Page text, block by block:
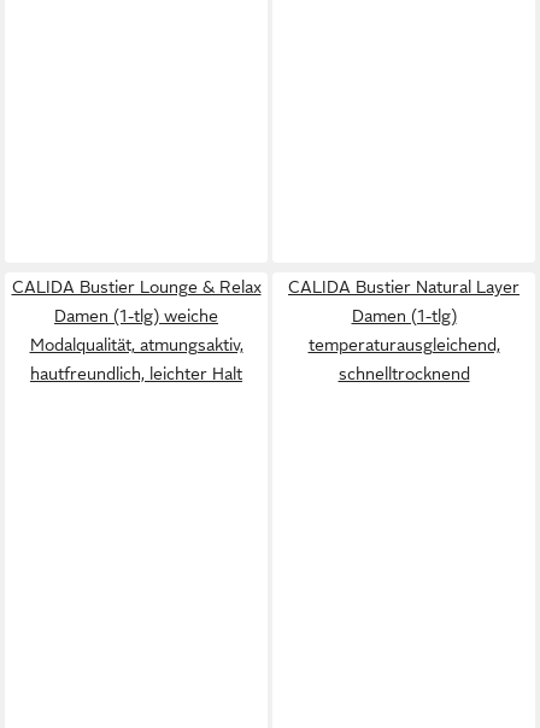
CALIDA Bustier Lounge & Relax
Damen (1-tlg) weiche
Modalqualität, atmungsaktiv,
hautfreundlich, leichter Halt
CALIDA Bustier Natural Layer
Damen (1-tlg)
temperaturausgleichend,
schnelltrocknend